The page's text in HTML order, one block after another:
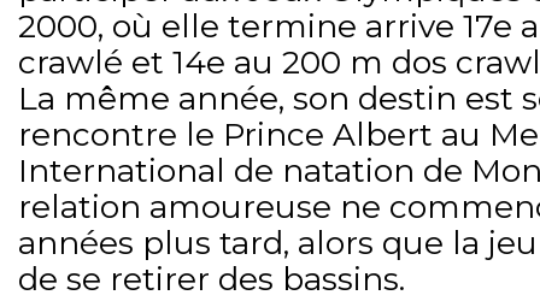
2000, où elle termine arrive 17e
crawlé et 14e au 200 m dos
La même année, son destin est
rencontre le Prince Albert au
International de natation de
relation amoureuse ne
années plus tard, alors que la
de se retirer des bassins.